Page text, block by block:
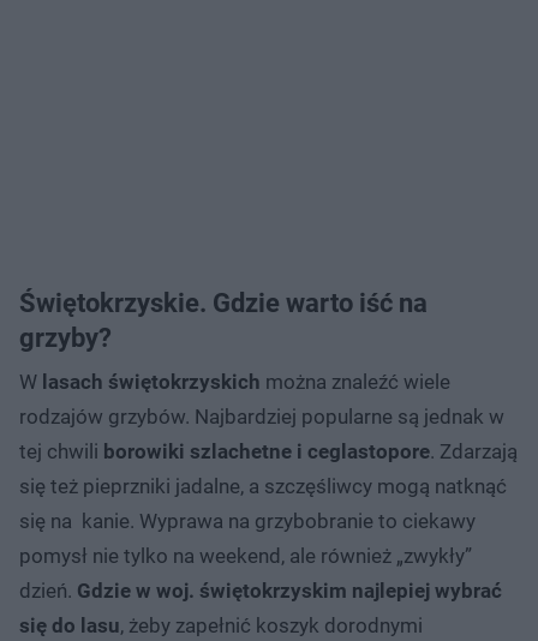
Świętokrzyskie. Gdzie warto iść na
grzyby?
W lasach świętokrzyskich można znaleźć wiele
rodzajów grzybów. Najbardziej popularne są jednak w
tej chwili borowiki szlachetne i ceglastopore. Zdarzają
się też pieprzniki jadalne, a szczęśliwcy mogą natknąć
się na kanie. Wyprawa na grzybobranie to ciekawy
pomysł nie tylko na weekend, ale również „zwykły”
dzień. Gdzie w woj. świętokrzyskim najlepiej wybrać
się do lasu, żeby zapełnić koszyk dorodnymi